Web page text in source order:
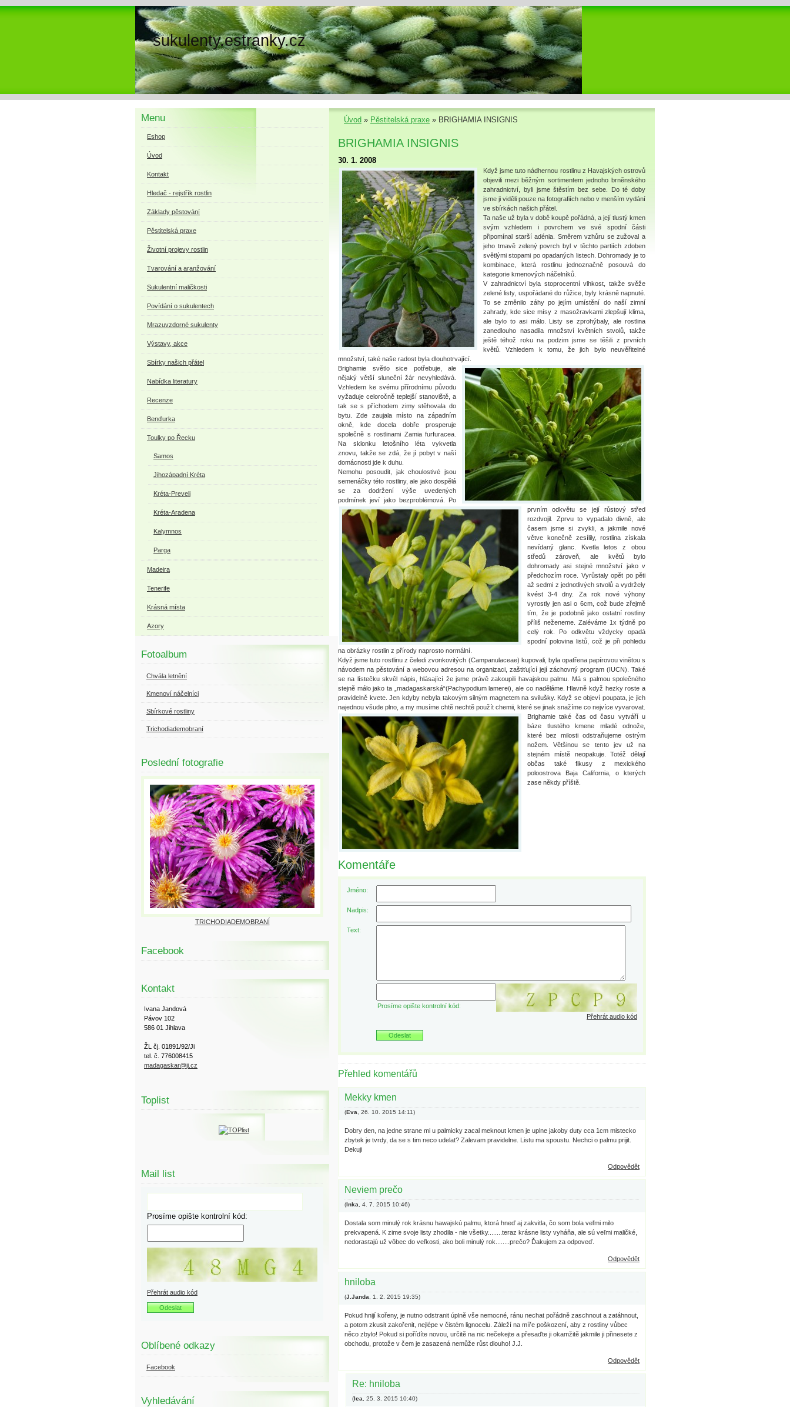
sukulenty.estranky.cz
Úvod » Pěstitelská praxe » BRIGHAMIA INSIGNIS
BRIGHAMIA INSIGNIS
30. 1. 2008
Když jsme tuto nádhernou rostlinu z Havajských ostrovů
objevili mezi běžným sortimentem jednoho brněnského
zahradnictví, byli jsme štěstím bez sebe. Do té doby
jsme ji viděli pouze na fotografiích nebo v menším vydání
ve sbírkách našich přátel.
Ta naše už byla v době koupě pořádná, a její tlustý kmen
svým vzhledem i povrchem ve své spodní části
připomínal starší adénia. Směrem vzhůru se zužoval a
jeho tmavě zelený povrch byl v těchto partiích zdoben
světlými stopami po opadaných listech. Dohromady je to
kombinace, která rostlinu jednoznačně posouvá do
kategorie kmenových náčelníků.
V zahradnictví byla stoprocentní vlhkost, takže svěže
zelené listy, uspořádané do růžice, byly krásně napnuté.
To se změnilo záhy po jejím umístění do naší zimní
zahrady, kde sice mísy z masožravkami zlepšují klima,
ale bylo to asi málo. Listy se zprohýbaly, ale rostlina
zanedlouho nasadila množství květních stvolů, takže
ještě téhož roku na podzim jsme se těšili z prvních
květů. Vzhledem k tomu, že jich bylo neuvěřitelné
množství, také naše radost byla dlouhotrvající.
Brighamie světlo sice potřebuje, ale
nějaký větší sluneční žár nevyhledává.
Vzhledem ke svému přírodnímu původu
vyžaduje celoročně teplejší stanoviště, a
tak se s příchodem zimy stěhovala do
bytu. Zde zaujala místo na západním
okně, kde docela dobře prosperuje
společně s rostlinami Zamia furfuracea.
Na sklonku letošního léta vykvetla
znovu, takže se zdá, že jí pobyt v naší
domácnosti jde k duhu.
Nemohu posoudit, jak choulostivé jsou
semenáčky této rostliny, ale jako dospělá
se za dodržení výše uvedených
podmínek jeví jako bezproblémová. Po
prvním odkvětu se její růstový střed
rozdvojil. Zprvu to vypadalo divně, ale
časem jsme si zvykli, a jakmile nové
větve konečně zesílily, rostlina získala
nevídaný glanc. Kvetla letos z obou
středů zároveň, ale květů bylo
dohromady asi stejné množství jako v
předchozím roce. Vyrůstaly opět po pěti
až sedmi z jednotlivých stvolů a vydržely
kvést 3-4 dny. Za rok nové výhony
vyrostly jen asi o 6cm, což bude zřejmě
tím, že je podobně jako ostatní rostliny
příliš neženeme. Zaléváme 1x týdně po
celý rok. Po odkvětu vždycky opadá
spodní polovina listů, což je při pohledu
na obrázky rostlin z přírody naprosto normální.
Když jsme tuto rostlinu z čeledi zvonkovitých (Campanulaceae) kupovali, byla opatřena papírovou vinětou s
návodem na pěstování a webovou adresou na organizaci, zaštiťující její záchovný program (IUCN). Také
se na lístečku skvěl nápis, hlásající že jsme právě zakoupili havajskou palmu. Má s palmou společného
stejně málo jako ta „madagaskarská“(Pachypodium lamerei), ale co naděláme. Hlavně když hezky roste a
pravidelně kvete. Jen kdyby nebyla takovým silným magnetem na svilušky. Když se objeví poupata, je jich
najednou všude plno, a my musíme chtě nechtě použít chemii, které se jinak snažíme co nejvíce vyvarovat.
Brighamie také čas od času vytváří u
báze tlustého kmene mladé odnože,
které bez milosti odstraňujeme ostrým
nožem. Většinou se tento jev už na
stejném místě neopakuje. Totéž dělají
občas také fikusy z mexického
poloostrova Baja California, o kterých
zase někdy příště.
Komentáře
Jméno:
Nadpis:
Text:
Prosíme opište kontrolní kód:
Přehrát audio kód
Přehled komentářů
Mekky kmen
(Eva 26. 10. 2015 14:11)
Dobry den, na jedne strane mi u palmicky zacal meknout kmen je uplne jakoby duty cca 1cm mistecko
zbytek je tvrdy, da se s tim neco udelat? Zalevam pravidelne. Listu ma spoustu. Nechci o palmu prijit.
Dekuji
Odpovědět
Neviem prečo
(Inka 4. 7. 2015 10:46)
Dostala som minulý rok krásnu hawajskú palmu, ktorá hneď aj zakvitla, čo som bola veľmi milo
prekvapená. K zime svoje listy zhodila - nie všetky........teraz krásne listy vyháňa, ale sú veľmi maličké,
nedorastajú už vôbec do veľkosti, ako boli minulý rok........prečo? Ďakujem za odpoveď.
Odpovědět
hniloba
(J.Janda 1. 2. 2015 19:35)
Pokud hnijí kořeny, je nutno odstranit úplně vše nemocné, ránu nechat pořádně zaschnout a zatáhnout,
a potom zkusit zakořenit, nejlépe v čistém lignocelu. Záleží na míře poškození, aby z rostliny vůbec
něco zbylo! Pokud si pořídíte novou, určitě na nic nečekejte a přesaďte ji okamžitě jakmile ji přinesete z
obchodu, protože v čem je zasazená nemůže růst dlouho! J.J.
Odpovědět
Re: hniloba
(lea 25. 3. 2015 10:40)
Menu
Eshop
Úvod
Kontakt
Hledač - rejstřík rostlin
Základy pěstování
Pěstitelská praxe
Životní projevy rostlin
Tvarování a aranžování
Sukulentní maličkosti
Povídání o sukulentech
Mrazuvzdorné sukulenty
Výstavy, akce
Sbírky našich přátel
Nabídka literatury
Recenze
Benďurka
Toulky po Řecku
Samos
Jihozápadní Kréta
Kréta-Preveli
Kréta-Aradena
Kalymnos
Parga
Madeira
Tenerife
Krásná místa
Azory
Fotoalbum
Chvála letnění
Kmenoví náčelníci
Sbírkové rostliny
Trichodiademobraní
Poslední fotografie
TRICHODIADEMOBRANÍ
Facebook
Kontakt
Ivana Jandová
Pávov 102
586 01 Jihlava
ŽL čj. 01891/92/Ji
tel. č. 776008415
madagaskar@ji.cz
Toplist
Mail list
Prosíme opište kontrolní kód:
Přehrát audio kód
Oblíbené odkazy
Facebook
Vyhledávání